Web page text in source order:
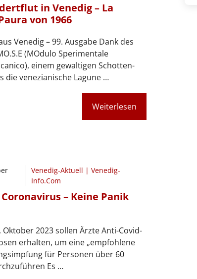
in Venedig – La
von 1966
Venedig – 99. Ausgabe Dank des
(MOdulo Sperimentale
einem gewaltigen Schotten-
die venezianische Lagune …
Weiterlesen
Venedig-Aktuell | Venedig-
Info.Com
– Keine Panik
Oktober 2023 sollen Ärzte Anti-Covid-
erhalten, um eine „empfohlene
für Personen über 60
Es …